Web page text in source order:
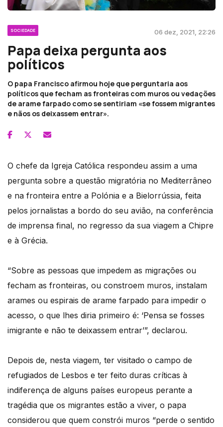
SOCIEDADE 06 dez, 2021, 22:26
Papa deixa pergunta aos
políticos
O papa Francisco afirmou hoje que perguntaria aos
políticos que fecham as fronteiras com muros ou vedações
de arame farpado como se sentiriam «se fossem migrantes
e nãos os deixassem entrar».
O chefe da Igreja Católica respondeu assim a uma
pergunta sobre a questão migratória no Mediterrâneo
e na fronteira entre a Polónia e a Bielorrússia, feita
pelos jornalistas a bordo do seu avião, na conferência
de imprensa final, no regresso da sua viagem a Chipre
e à Grécia.
“Sobre as pessoas que impedem as migrações ou
fecham as fronteiras, ou constroem muros, instalam
arames ou espirais de arame farpado para impedir o
acesso, o que lhes diria primeiro é: ‘Pensa se fosses
imigrante e não te deixassem entrar’”, declarou.
Depois de, nesta viagem, ter visitado o campo de
refugiados de Lesbos e ter feito duras críticas à
indiferença de alguns países europeus perante a
tragédia que os migrantes estão a viver, o papa
considerou que quem constrói muros “perde o sentido